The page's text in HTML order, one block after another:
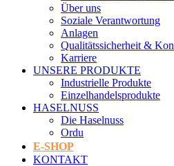
Über uns
Soziale Verantwortung
Anlagen
Qualitätssicherheit &
Karriere
UNSERE PRODUKTE
Industrielle Produkte
Einzelhandelsprodukte
HASELNUSS
Die Haselnuss
Ordu
E-SHOP
KONTAKT